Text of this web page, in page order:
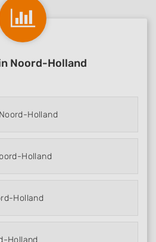
Noord-Holland
Holland
Holland
Holland